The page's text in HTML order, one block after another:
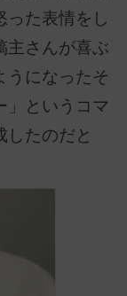
った表情をし
主さんが喜ぶ
うになったそ
」というコマ
したのだと